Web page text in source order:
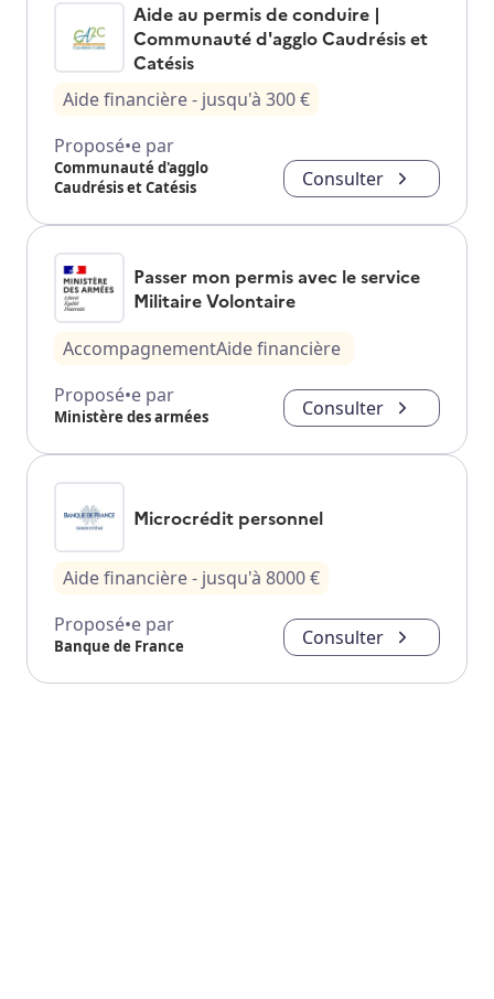
Aide au permis de conduire |
Communauté d'agglo Caudrésis et
Catésis
Aide financière- jusqu'à 300€
Proposé•e par
Communauté d'agglo
Caudrésis et Catésis
Consulter
Passer mon permis avec le service
Militaire Volontaire
AccompagnementAide financière
Proposé•e par
Ministère des armées Consulter
Microcrédit personnel
Aide financière- jusqu'à 8000€
Proposé•e par
Banque de France Consulter